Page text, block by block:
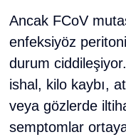
Ancak FCoV
enfeksiyöz
durum
ishal, kilo kaybı,
veya gözlerde
semptomlar